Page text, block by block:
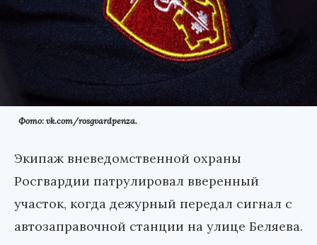
Фото: vk.com/rosgvardpenza.
Экипаж вневедомственной охраны
Росгвардии патрулировал вверенный
участок, когда дежурный передал сигнал с
автозаправочной станции на улице Беляева.